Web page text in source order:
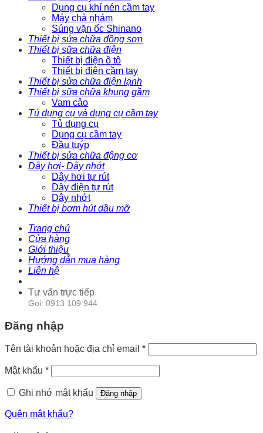
Dụng cụ khí nén cầm tay
Máy chà nhám
Súng vặn ốc Shinano
Thiết bị sửa chữa đồng sơn
Thiết bị sữa chữa điện
Thiết bị điện ô tô
Thiết bị điện cầm tay
Thiết bị sửa chữa điện lạnh
Thiết bị sữa chữa khung gầm
Vam cảo
Tủ dụng cụ và dụng cụ cầm tay
Tủ dụng cụ
Dụng cụ cầm tay
Đầu tuýp
Thiết bị sửa chữa động cơ
Dây hơi- Dây nhớt
Dây hơi tự rút
Dây điện tự rút
Dây nhớt
Thiết bị bơm hút dầu mỡ
Trang chủ
Cửa hàng
Giới thiệu
Hướng dẫn mua hàng
Liên hệ
Tư vấn trực tiếp
Gọi: 0913 109 944
Đăng nhập
Tên tài khoản hoặc địa chỉ email *
Mật khẩu *
Ghi nhớ mật khẩu Đăng nhập
Quên mật khẩu?